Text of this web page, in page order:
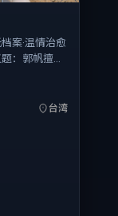
案·温情治愈
：郭帆擅长
看点之一。
分钟；适合
台湾